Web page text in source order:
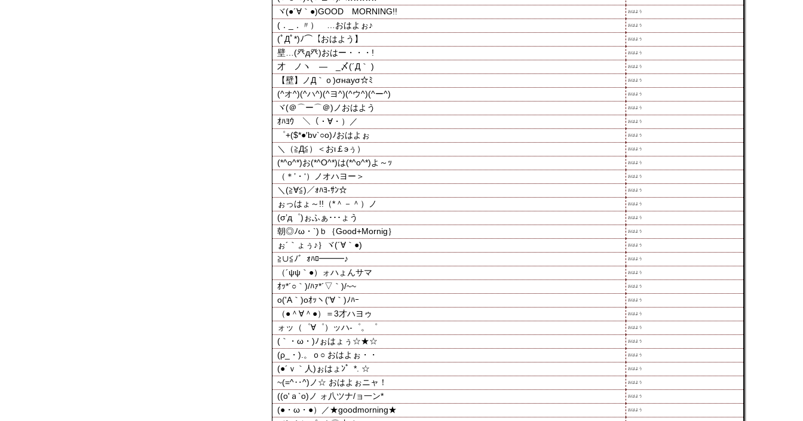
おはよう
おはよう
おはよう
おはよう
おはよう
おはよう
おはよう
おはよう
おはよう
おはよう
おはよう
おはよう
おはよう
おはよう
おはよう
おはよう
おはよう
おはよう
おはよう
おはよう
おはよう
おはよう
おはよう
おはよう
おはよう
おはよう
おはよう
おはよう
おはよう
おはよう